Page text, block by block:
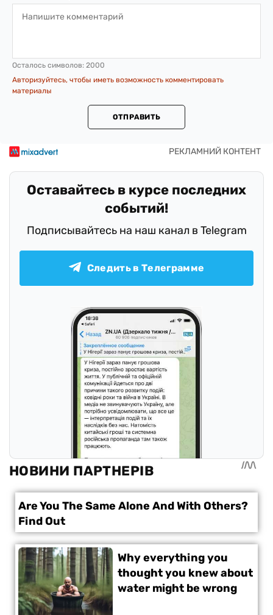
Осталось символов: 2000
Авторизуйтесь, чтобы иметь возможность комментировать
материалы
ОТПРАВИТЬ
Оставайтесь в курсе последних
событий!
Подписывайтесь на наш канал в Telegram
Следить в Телеграмме